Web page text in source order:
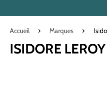
Accueil Marques
ISIDORE